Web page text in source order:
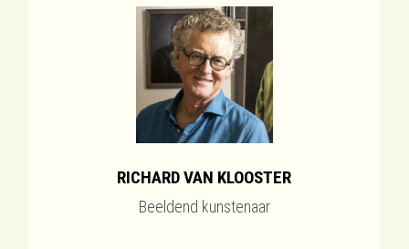
RICHARD VAN KLOOSTER
Beeldend kunstenaar